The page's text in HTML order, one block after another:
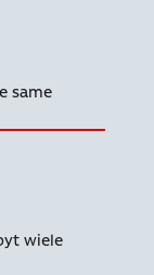
same
wiele